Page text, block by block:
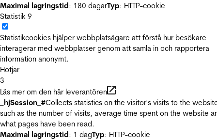
Maximal lagringstid: 180 dagarTyp: HTTP-cookie
Statistik 9
Statistikcookies hjälper webbplatsägare att förstå hur besökare
interagerar med webbplatser genom att samla in och rapportera
information anonymt.
Hotjar
3
Läs mer om den här leverantören
_hjSession_#Collects statistics on the visitor's visits to the
such as the number of visits, average time spent on the website
what pages have been read.
Maximal lagringstid: 1 dagTyp: HTTP-cookie